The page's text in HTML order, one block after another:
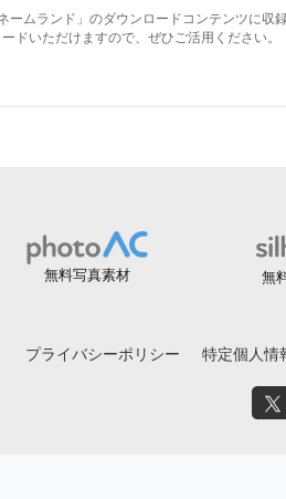
無料写真素材 無
プライバシーポリシー 特定個人情